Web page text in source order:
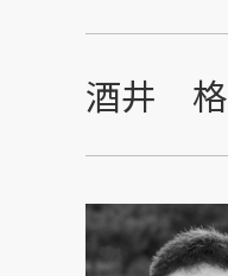
酒井 格